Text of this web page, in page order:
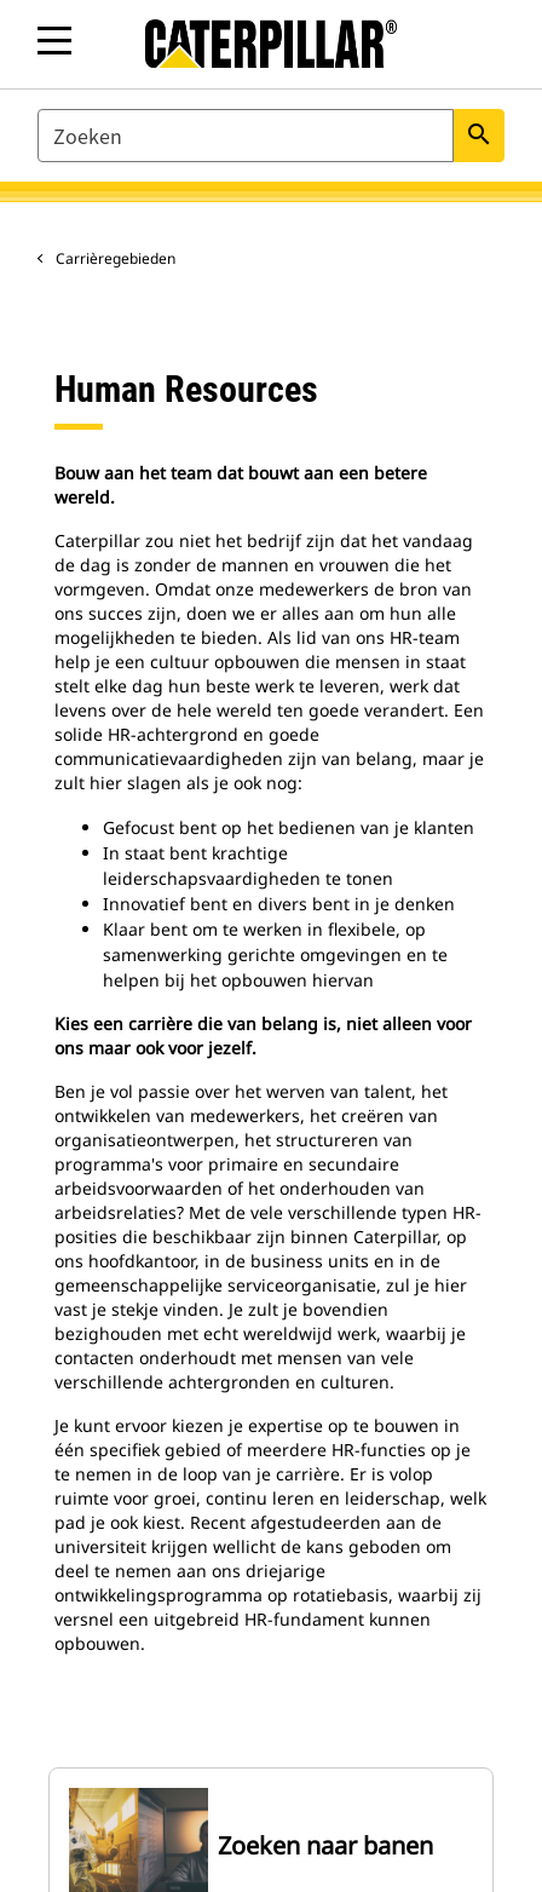
SEARCH search
Carrièregebieden
Human Resources
Bouw aan het team dat bouwt aan een betere
wereld.
Caterpillar zou niet het bedrijf zijn dat het vandaag
de dag is zonder de mannen en vrouwen die het
vormgeven. Omdat onze medewerkers de bron van
ons succes zijn, doen we er alles aan om hun alle
mogelijkheden te bieden. Als lid van ons HR-team
help je een cultuur opbouwen die mensen in staat
stelt elke dag hun beste werk te leveren, werk dat
levens over de hele wereld ten goede verandert. Een
solide HR-achtergrond en goede
communicatievaardigheden zijn van belang, maar je
zult hier slagen als je ook nog:
Gefocust bent op het bedienen van je klanten
In staat bent krachtige
leiderschapsvaardigheden te tonen
Innovatief bent en divers bent in je denken
Klaar bent om te werken in flexibele, op
samenwerking gerichte omgevingen en te
helpen bij het opbouwen hiervan
Kies een carrière die van belang is, niet alleen voor
ons maar ook voor jezelf.
Ben je vol passie over het werven van talent, het
ontwikkelen van medewerkers, het creëren van
organisatieontwerpen, het structureren van
programma's voor primaire en secundaire
arbeidsvoorwaarden of het onderhouden van
arbeidsrelaties? Met de vele verschillende typen HR-
posities die beschikbaar zijn binnen Caterpillar, op
ons hoofdkantoor, in de business units en in de
gemeenschappelijke serviceorganisatie, zul je hier
vast je stekje vinden. Je zult je bovendien
bezighouden met echt wereldwijd werk, waarbij je
contacten onderhoudt met mensen van vele
verschillende achtergronden en culturen.
Je kunt ervoor kiezen je expertise op te bouwen in
één specifiek gebied of meerdere HR-functies op je
te nemen in de loop van je carrière. Er is volop
ruimte voor groei, continu leren en leiderschap, welk
pad je ook kiest. Recent afgestudeerden aan de
universiteit krijgen wellicht de kans geboden om
deel te nemen aan ons driejarige
ontwikkelingsprogramma op rotatiebasis, waarbij zij
versnel een uitgebreid HR-fundament kunnen
opbouwen.
Zoeken naar banen